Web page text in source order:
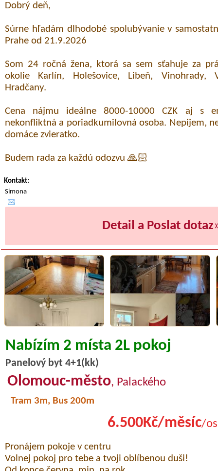
Dobrý deň,
Súrne hľadám dlhodobé spolubývanie v
Prahe od 21.9.2026
Som 24 ročná žena, ktorá sa sem sťahuje za
okolie Karlín, Holešovice, Libeň, Vinohrady,
Hradčany.
Cena nájmu ideálne 8000-10000 CZK aj s
nekonfliktná a poriadkumilovná osoba. Nepijem,
domáce zvieratko.
Budem rada za každú odozvu 🙏🏻
Kontakt:
Simona
Detail a Poslat dotaz
Nabízím 2 místa 2L pokoj
Panelový byt 4+1(kk)
Olomouc-město, Palackého
Tram 3m, Bus 200m
6.500Kč/měsíc/
Pronájem pokoje v centru
Volnej pokoj pro tebe a tvoji oblíbenou duši!